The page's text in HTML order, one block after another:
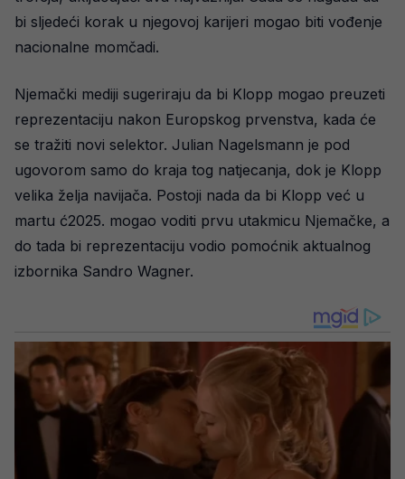
bi sljedeći korak u njegovoj karijeri mogao biti vođenje
nacionalne momčadi.
Njemački mediji sugeriraju da bi Klopp mogao preuzeti
reprezentaciju nakon Europskog prvenstva, kada će
se tražiti novi selektor. Julian Nagelsmann je pod
ugovorom samo do kraja tog natjecanja, dok je Klopp
velika želja navijača. Postoji nada da bi Klopp već u
martu ć2025. mogao voditi prvu utakmicu Njemačke, a
do tada bi reprezentaciju vodio pomoćnik aktualnog
izbornika Sandro Wagner.